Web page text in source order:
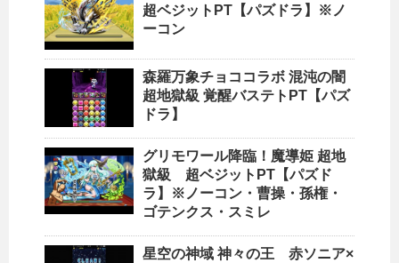
超ベジットPT【パズドラ】※ノ
ーコン
森羅万象チョココラボ 混沌の闇
超地獄級 覚醒バステトPT【パズ
ドラ】
グリモワール降臨！魔導姫 超地
獄級 超ベジットPT【パズド
ラ】※ノーコン・曹操・孫権・
ゴテンクス・スミレ
星空の神域 神々の王 赤ソニア×